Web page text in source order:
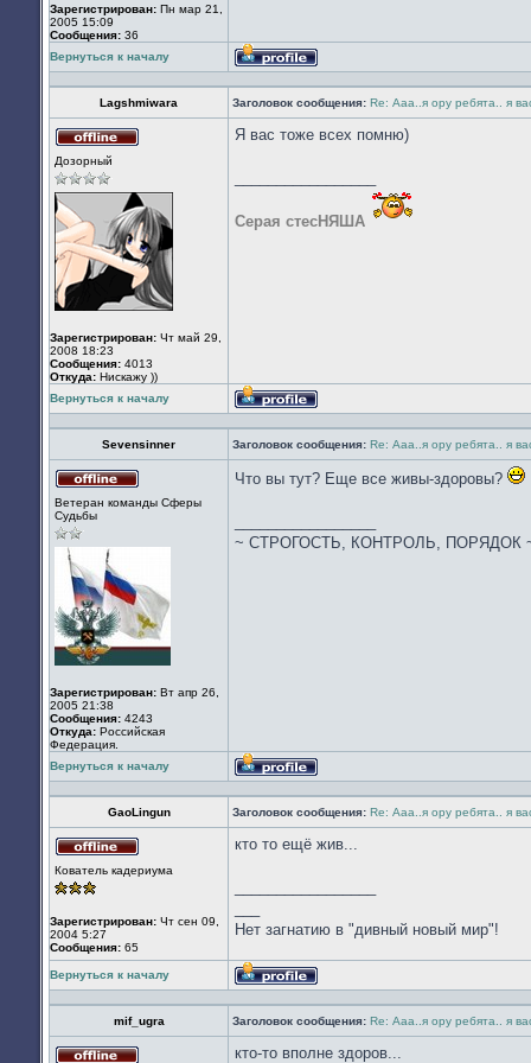
Зарегистрирован: Пн мар 21,
2005 15:09
Сообщения: 36
Вернуться к началу
Профиль
Lagshmiwara Заголовок сообщения: Re: Ааа..я ору ребята.. я
Дозорный
Зарегистрирован: Чт май 29,
2008 18:23
Сообщения: 4013
Откуда: Нискажу ))
Я вас тоже всех помню)
Серая стесНЯША
Вернуться к началу
Профиль
Sevensinner Заголовок сообщения: Re: Ааа..я ору ребята.. я
в
Ветеран команды Сферы
Судьбы
Зарегистрирован: Вт апр 26,
2005 21:38
Сообщения: 4243
Откуда: Российская
Федерация.
Что вы тут? Еще все живы-здоровы?
~ СТРОГОСТЬ, КОНТРОЛЬ, ПОРЯДОК
Вернуться к началу
Профиль
GaoLingun Заголовок сообщения: Re: Ааа..я ору ребята.. я
в
Кователь кадериума
Зарегистрирован: Чт сен 09,
2004 5:27
Сообщения: 65
кто то ещё жив...
Нет загнатию в "дивный новый мир"!
Вернуться к началу
Профиль
mif_ugra Заголовок сообщения: Re: Ааа..я ору ребята.. я
кто-то вполне здоров...